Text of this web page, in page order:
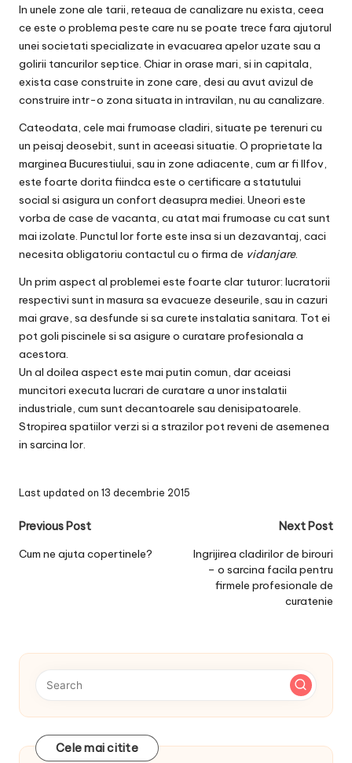
In unele zone ale tarii, reteaua de canalizare nu exista, ceea
ce este o problema peste care nu se poate trece fara ajutorul
unei societati specializate in evacuarea apelor uzate sau a
golirii tancurilor septice. Chiar in orase mari, si in capitala,
exista case construite in zone care, desi au avut avizul de
construire intr-o zona situata in intravilan, nu au canalizare.
Cateodata, cele mai frumoase cladiri, situate pe terenuri cu
un peisaj deosebit, sunt in aceeasi situatie. O proprietate la
marginea Bucurestiului, sau in zone adiacente, cum ar fi Ilfov,
este foarte dorita fiindca este o certificare a statutului
social si asigura un confort deasupra mediei. Uneori este
vorba de case de vacanta, cu atat mai frumoase cu cat sunt
mai izolate. Punctul lor forte este insa si un dezavantaj, caci
necesita obligatoriu contactul cu o firma de vidanjare.
Un prim aspect al problemei este foarte clar tuturor: lucratorii
respectivi sunt in masura sa evacueze deseurile, sau in cazuri
mai grave, sa desfunde si sa curete instalatia sanitara. Tot ei
pot goli piscinele si sa asigure o curatare profesionala a
acestora.
Un al doilea aspect este mai putin comun, dar aceiasi
muncitori executa lucrari de curatare a unor instalatii
industriale, cum sunt decantoarele sau denisipatoarele.
Stropirea spatiilor verzi si a strazilor pot reveni de asemenea
in sarcina lor.
Last updated on 13 decembrie 2015
Post
navigation
Previous Post
Cum ne ajuta copertinele?
Next Post
Ingrijirea cladirilor de birouri
– o sarcina facila pentru
firmele profesionale de
curatenie
Cele mai citite